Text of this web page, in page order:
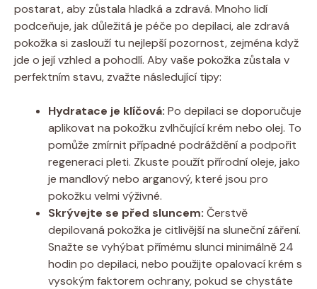
postarat, aby zůstala hladká a zdravá. Mnoho lidí
podceňuje, jak důležitá je péče po depilaci, ale zdravá
pokožka si zaslouží tu nejlepší pozornost, zejména když
jde o její vzhled a pohodlí. Aby vaše pokožka zůstala v
perfektním stavu, zvažte následující tipy:
Hydratace je klíčová: Po depilaci se doporučuje
aplikovat na pokožku zvlhčující krém nebo olej. To
pomůže zmírnit případné podráždění a podpořit
regeneraci pleti. Zkuste použít přírodní oleje, jako
je mandlový nebo arganový, které jsou pro
pokožku velmi výživné.
Skrývejte se před sluncem: Čerstvě
depilovaná pokožka je citlivější na sluneční záření.
Snažte se vyhýbat přímému slunci minimálně 24
hodin po depilaci, nebo použijte opalovací krém s
vysokým faktorem ochrany, pokud se chystáte